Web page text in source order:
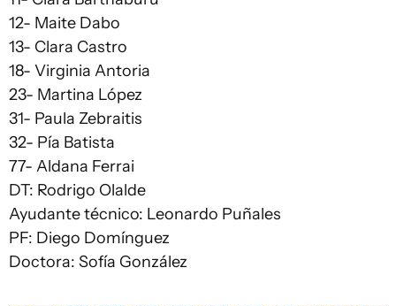
12- Maite Dabo
13- Clara Castro
18- Virginia Antoria
23- Martina López
31- Paula Zebraitis
32- Pía Batista
77- Aldana Ferrai
DT: Rodrigo Olalde
Ayudante técnico: Leonardo Puñales
PF: Diego Domínguez
Doctora: Sofía González